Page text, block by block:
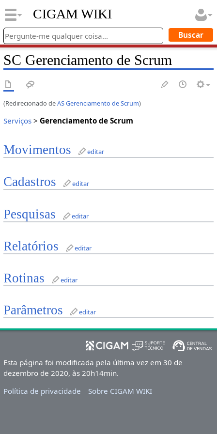
CIGAM WIKI
SC Gerenciamento de Scrum
(Redirecionado deAS Gerenciamento de Scrum)
Serviços> Gerenciamento de Scrum
Movimentos editar
Cadastros editar
Pesquisas editar
Relatórios editar
Rotinas editar
Parâmetros editar
Esta página foi modificada pela última vez em 30 de
dezembro de 2020, às 20h14min.
Política de privacidade
Sobre CIGAM WIKI